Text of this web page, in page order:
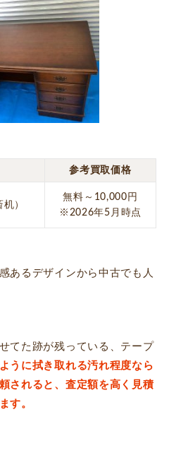
参考買取価格
）
無料～10,000円
※2026年5月時点
あるデザインから中古でも人
てた跡が残っている、テープ
うに拭き取れる汚れ程度なら
されると、査定額を高く見積
す。